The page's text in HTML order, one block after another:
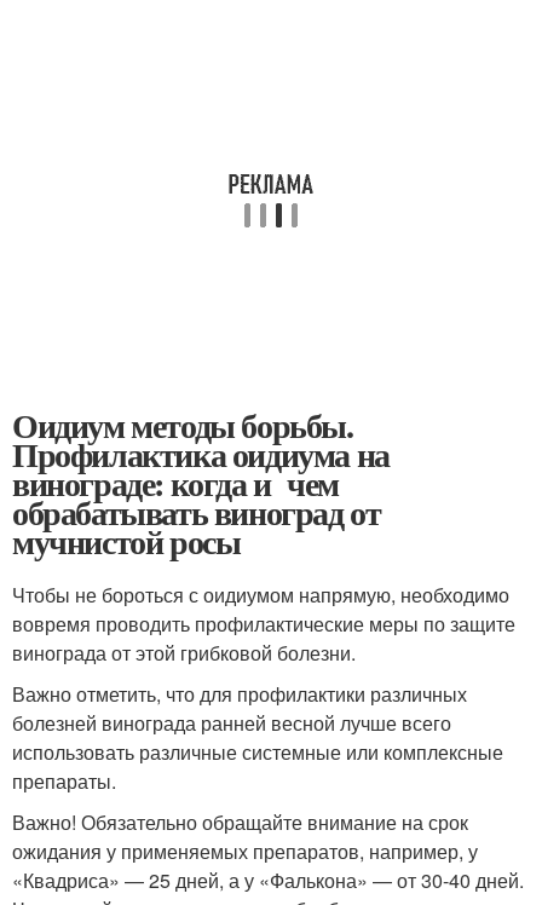
Оидиум методы борьбы.
Профилактика оидиума на
винограде: когда и чем
обрабатывать виноград от
мучнистой росы
Чтобы не бороться с оидиумом напрямую, необходимо
вовремя проводить профилактические меры по защите
винограда от этой грибковой болезни.
Важно отметить, что для профилактики различных
болезней винограда ранней весной лучше всего
использовать различные системные или комплексные
препараты.
Важно! Обязательно обращайте внимание на срок
ожидания у применяемых препаратов, например, у
«Квадриса» — 25 дней, а у «Фалькона» — от 30-40 дней.